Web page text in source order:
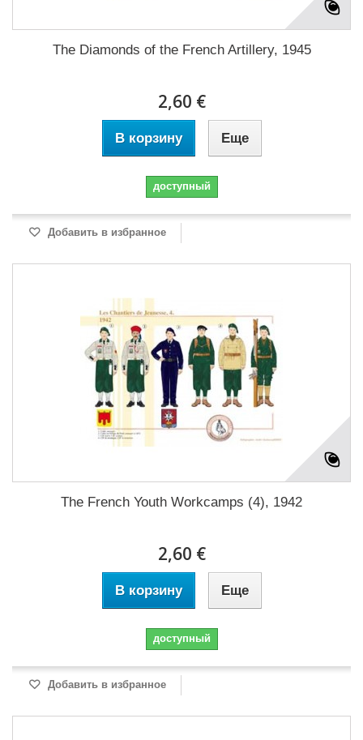
The Diamonds of the French Artillery, 1945
2,60 €
В корзину Еще
доступный
Добавить в избранное
The French Youth Workcamps (4), 1942
2,60 €
В корзину Еще
доступный
Добавить в избранное